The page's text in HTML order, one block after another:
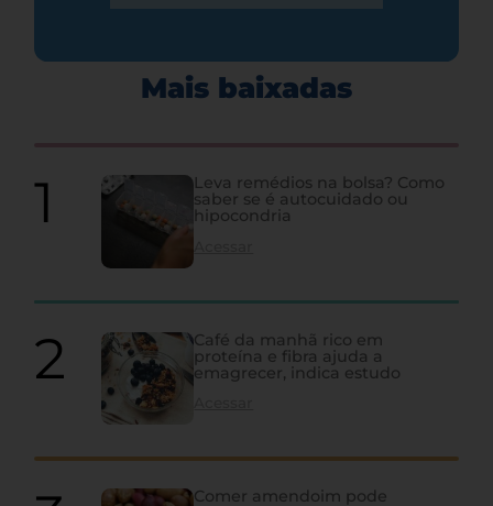
Mais baixadas
Leva remédios na bolsa? Como
saber se é autocuidado ou
hipocondria
Café da manhã rico em
proteína e fibra ajuda a
emagrecer, indica estudo
Comer amendoim pode